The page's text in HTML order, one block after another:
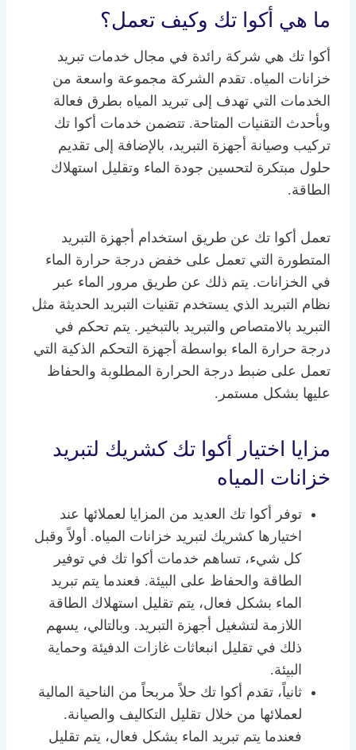
ما هي أكوا تك وكيف تعمل؟
أكوا تك هي شركة رائدة في مجال خدمات تبريد
خزانات المياه. تقدم الشركة مجموعة واسعة من
الخدمات التي تهدف إلى تبريد المياه بطرق فعالة
وبأحدث التقنيات المتاحة. تتضمن خدمات أكوا تك
تركيب وصيانة أجهزة التبريد، بالإضافة إلى تقديم
حلول مبتكرة لتحسين جودة الماء وتقليل استهلاك
الطاقة.
تعمل أكوا تك عن طريق استخدام أجهزة التبريد
المتطورة التي تعمل على خفض درجة حرارة الماء
في الخزانات. يتم ذلك عن طريق مرور الماء عبر
نظام التبريد الذي يستخدم تقنيات التبريد الحديثة مثل
التبريد بالامتصاص والتبريد بالتبخير. يتم تحكم في
درجة حرارة الماء بواسطة أجهزة التحكم الذكية التي
تعمل على ضبط درجة الحرارة المطلوبة والحفاظ
عليها بشكل مستمر.
مزايا اختيار أكوا تك كشريك لتبريد
خزانات المياه
توفر أكوا تك العديد من المزايا لعملائها عند
اختيارها كشريك لتبريد خزانات المياه. أولاً وقبل
كل شيء، تساهم خدمات أكوا تك في توفير
الطاقة والحفاظ على البيئة. فعندما يتم تبريد
الماء بشكل فعال، يتم تقليل استهلاك الطاقة
اللازمة لتشغيل أجهزة التبريد. وبالتالي، يسهم
ذلك في تقليل انبعاثات غازات الدفيئة وحماية
البيئة.
ثانياً، تقدم أكوا تك حلاً مربحاً من الناحية المالية
لعملائها من خلال تقليل التكاليف والصيانة.
فعندما يتم تبريد الماء بشكل فعال، يتم تقليل